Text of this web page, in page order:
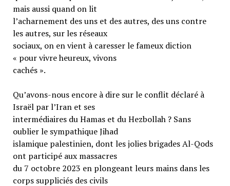
mais aussi quand on lit
l’acharnement des uns et des autres, des uns contre
les autres, sur les réseaux
sociaux, on en vient à caresser le fameux diction
« pour vivre heureux, vivons
cachés ».
Qu’avons-nous encore à dire sur le conflit déclaré à
Israël par l’Iran et ses
intermédiaires du Hamas et du Hezbollah ? Sans
oublier le sympathique Jihad
islamique palestinien, dont les jolies brigades Al-Qods
ont participé aux massacres
du 7 octobre 2023 en plongeant leurs mains dans les
corps suppliciés des civils